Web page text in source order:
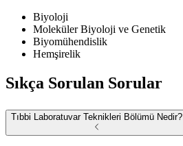
Biyoloji
Moleküler Biyoloji ve Genetik
Biyomühendislik
Hemşirelik
Sıkça Sorulan Sorular
Tıbbi Laboratuvar Teknikleri Bölümü Nedir?